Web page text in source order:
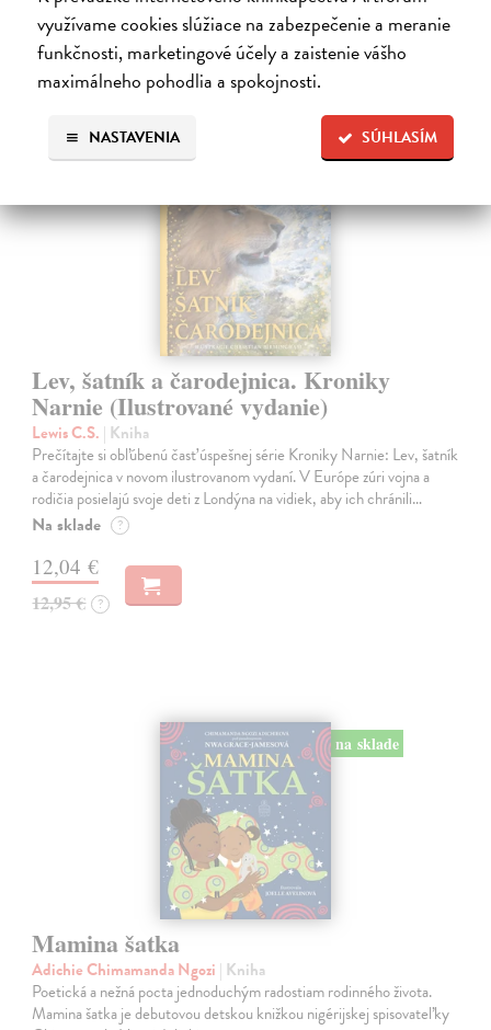
využívame cookies slúžiace na zabezpečenie a meranie
funkčnosti, marketingové účely a zaistenie vášho
maximálneho pohodlia a spokojnosti.
SÚHLASÍM
NASTAVENIA
28,90 €
Lev, šatník a čarodejnica. Kroniky
Narnie (Ilustrované vydanie)
Lewis C.S. | Kniha
Prečítajte si obľúbenú časť úspešnej série Kroniky Narnie: Lev, šatník
a čarodejnica v novom ilustrovanom vydaní. V Európe zúri vojna a
rodičia posielajú svoje deti z Londýna na vidiek, aby ich chránili…
Na sklade ?
12,04 €
12,95 € ?
na sklade
Mamina šatka
Adichie Chimamanda Ngozi | Kniha
Poetická a nežná pocta jednoduchým radostiam rodinného života.
Mamina šatka je debutovou detskou knižkou nigérijskej spisovateľky